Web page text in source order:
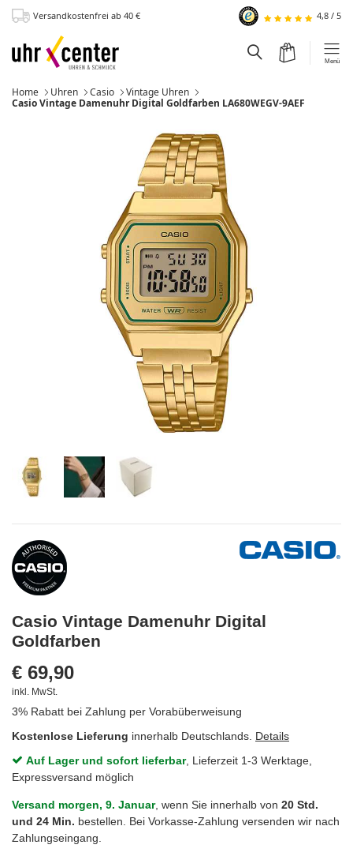
Hauptinhalt
Versandkostenfrei ab 40 € 4,8 / 5
Menü
Warenkorb
Suchfeld
Home Uhren Casio
Vintage Uhren
Momentan:
Casio Vintage Damenuhr Digital Goldfarben LA680WEGV-9AEF
Casio Vintage Damenuhr Digital
Goldfarben
€ 69,90
inkl. MwSt.
3% Rabatt bei Zahlung per Vorabüberweisung
Kostenlose Lieferung innerhalb Deutschlands. Details
Auf Lager und sofort lieferbar, Lieferzeit 1-3 Werktage,
Expressversand möglich
Versand morgen, 9. Januar, wenn Sie innerhalb von 20 Std.
und 24 Min. bestellen. Bei Vorkasse-Zahlung versenden wir nach
Zahlungseingang.